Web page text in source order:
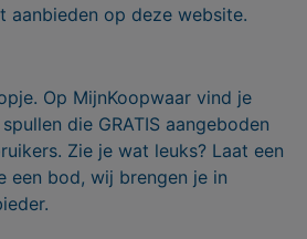
aanbieden op deze website.
Op MijnKoopwaar vind je
die GRATIS aangeboden
Zie je wat leuks? Laat een
een bod, wij brengen je in